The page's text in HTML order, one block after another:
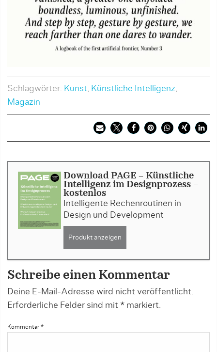
Schlagwörter: Kunst, Künstliche Intelligenz,
Magazin
Download PAGE - Künstliche
Intelligenz im Designprozess -
kostenlos
Intelligente Rechenroutinen in
Design und Development
Produkt anzeigen
Schreibe einen Kommentar
Deine E-Mail-Adresse wird nicht veröffentlicht.
Erforderliche Felder sind mit * markiert.
Kommentar *